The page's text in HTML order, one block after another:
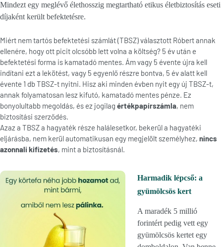
Mindezt egy meglévő élethosszig megtartható etikus életbiztosítás eseti
díjaként került befektetésre.
Miért nem tartós befektetési számlát (TBSZ) választott Róbert annak
ellenére, hogy ott picit olcsóbb lett volna a költség? 5 év után e
befektetési forma is kamatadó mentes. Ám vagy 5 évente újra kell
indítani ezt a lekötést, vagy 5 egyenlő részre bontva, 5 év alatt kell
évente 1 db TBSZ-t nyitni. Hisz aki minden évben nyit egy új TBSZ-t,
annak folyamatosan lesz kifutó, kamatadó mentes pénze. Ez
bonyolultabb megoldás, és ez jogilag értékpapírszámla, nem
biztosítási szerződés.
Azaz a TBSZ a hagyaték része halálesetkor, bekerül a hagyatéki
eljárásba, nem kerül automatikusan egy megjelölt személyhez, nincs
azonnali kifizetés, mint a biztosításnál.
Harmadik lépcső: a
gyümölcsös kert
A maradék 5 millió
forintért pedig vett egy
gyümölcsös kertet egy